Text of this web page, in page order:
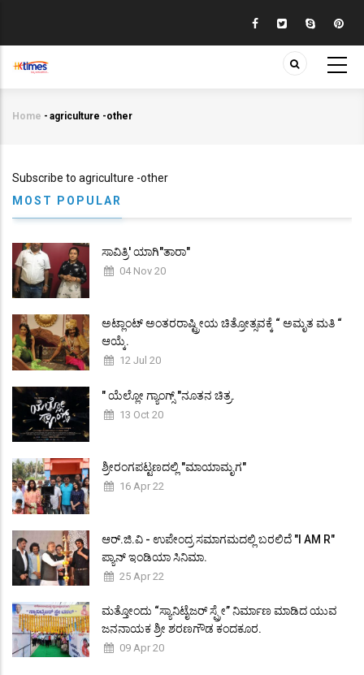
main
content
Breadcrumb
Home - agriculture -other
Subscribe to agriculture -other
MOST POPULAR
ಸಾವಿತ್ರಿ' ಯಾಗಿ"ತಾರಾ"
04 Nov 20
ಅಟ್ಲಾಂಟ್ ಅಂತರರಾಷ್ಟ್ರೀಯ ಚಿತ್ರೋತ್ಸವಕ್ಕೆ “ ಅಮೃತ ಮತಿ “
ಆಯ್ಕೆ.
12 Jul 20
" ಯೆಲ್ಲೋ ಗ್ಯಾಂಗ್ಸ್ "ನೂತನ ಚಿತ್ರ.
13 Oct 20
ಶ್ರೀರಂಗಪಟ್ಟಣದಲ್ಲಿ "ಮಾಯಾಮೃಗ"
16 Apr 22
ಆರ್.ಜಿ.ವಿ - ಉಪೇಂದ್ರ ಸಮಾಗಮದಲ್ಲಿ ಬರಲಿದೆ "I AM R"
ಪ್ಯಾನ್ ಇಂಡಿಯಾ ಸಿನಿಮಾ.
25 Apr 22
ಮತ್ತೋಂದು “ಸ್ಯಾನಿಟೈಜರ್ ಸ್ಪ್ರೇ” ನಿರ್ಮಾಣ ಮಾಡಿದ ಯುವ
ಜನನಾಯಕ ಶ್ರೀ ಶರಣಗೌಡ ಕಂದಕೂರ.
09 Apr 20